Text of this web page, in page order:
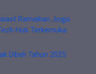
Ramaikan Jogja
Hub Terkemuka
Dibeli Tahun 2025